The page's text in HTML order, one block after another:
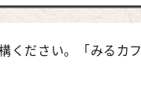
ださい。「みるカ